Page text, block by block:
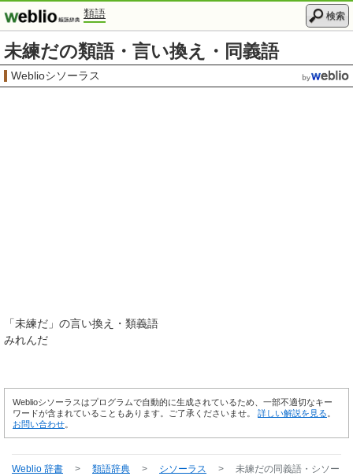
類語 検索
未練だの類語・言い換え・同義語
Weblioシソーラス
「未練だ 」の言い換え・類義語
みれんだ
Weblioシソーラスはプログラムで自動的に生成されているため、一部不適切なキー
ワードが含まれていることもあります。ご了承くださいませ。 詳しい解説を見る
お問い合わせ
Weblio 辞書 > 類語辞典 > シソーラス > 未練だの同義語・シソー